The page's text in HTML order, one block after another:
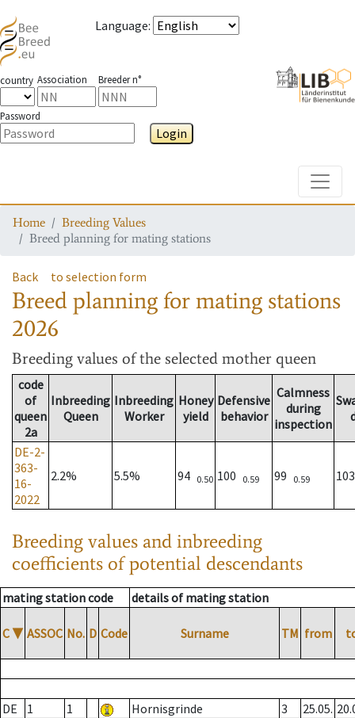
Language:
country Association Breeder n°
Password
Login
Home
Breeding Values
Breed planning for mating stations
Back to selection form
Breed planning for mating stations
2026
Breeding values of the selected mother queen
code
of
queen
2a
Inbreeding
Queen
Inbreeding
Worker
Honey
yield
Defensive
behavior
Calmness
during
inspection
DE-2-
363-
16-
2022
2.2% 5.5% 94 0.50 100 0.59 99 0.59
Breeding values and inbreeding
coefficients of potential descendants
mating station code details of mating station
C ▼ ASSOC No. D Code Surname TM from
DE 1 1 Hornisgrinde 3 25.05.